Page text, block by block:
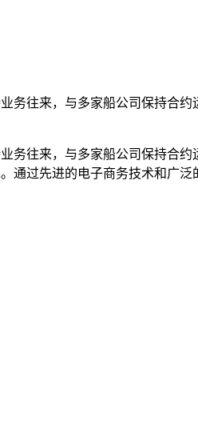
务往来，与多家船公司保持合
务往来，与多家船公司保持合
通过先进的电子商务技术和广